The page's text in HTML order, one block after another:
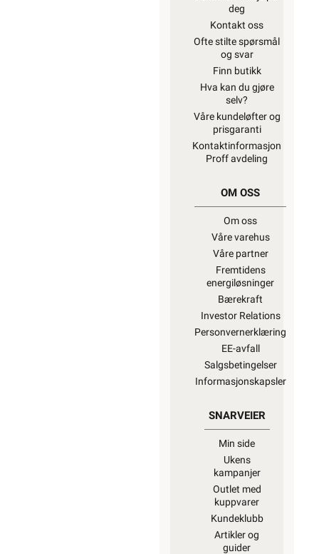
deg
Kontakt oss
Ofte stilte spørsmål
og svar
Finn butikk
Hva kan du gjøre
selv?
Våre kundeløfter og
prisgaranti
Kontaktinformasjon
Proff avdeling
OM OSS
Om oss
Våre varehus
Våre partner
Fremtidens
energiløsninger
Bærekraft
Investor Relations
Personvernerklæring
EE-avfall
Salgsbetingelser
Informasjonskapsler
SNARVEIER
Min side
Ukens
kampanjer
Outlet med
kuppvarer
Kundeklubb
Artikler og
guider